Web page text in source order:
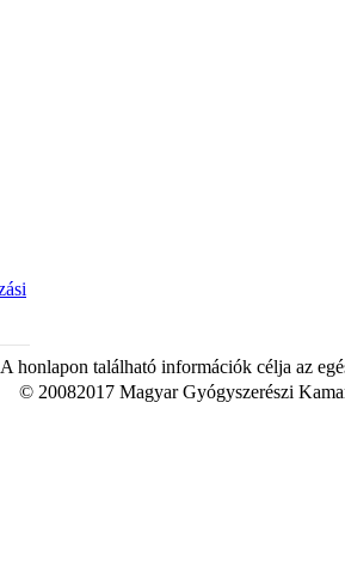
A honlapon található információk célja az
© 20082017 Magyar Gyógyszerészi